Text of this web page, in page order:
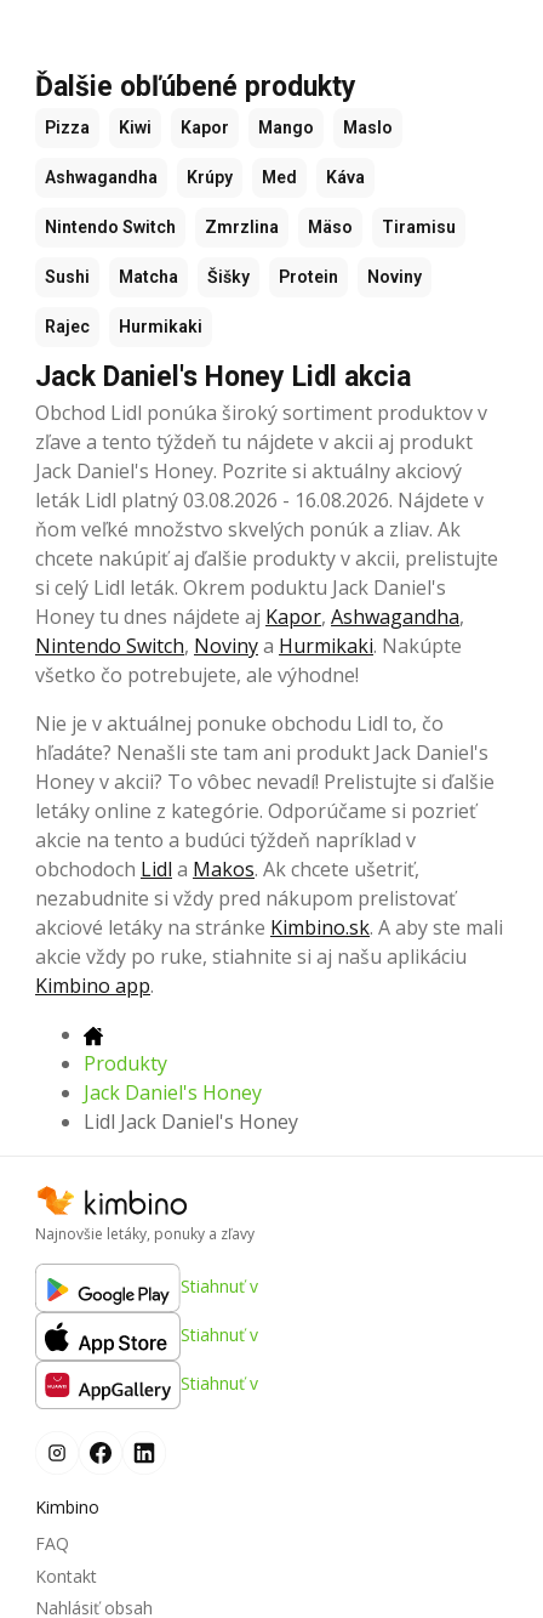
Ďalšie obľúbené produkty
Pizza Kiwi Kapor Mango Maslo
Ashwagandha Krúpy Med Káva
Nintendo Switch Zmrzlina Mäso Tiramisu
Sushi Matcha Šišky Protein Noviny
Rajec Hurmikaki
Jack Daniel's Honey Lidl akcia
Obchod Lidl ponúka široký sortiment produktov v
zľave a tento týždeň tu nájdete v akcii aj produkt
Jack Daniel's Honey. Pozrite si aktuálny akciový
leták Lidl platný 03.08.2026 - 16.08.2026. Nájdete v
ňom veľké množstvo skvelých ponúk a zliav. Ak
chcete nakúpiť aj ďalšie produkty v akcii, prelistujte
si celý Lidl leták. Okrem poduktu Jack Daniel's
Honey tu dnes nájdete aj Kapor, Ashwagandha,
Nintendo Switch, Novinya Hurmikaki. Nakúpte
všetko čo potrebujete, ale výhodne!
Nie je v aktuálnej ponuke obchodu Lidl to, čo
hľadáte? Nenašli ste tam ani produkt Jack Daniel's
Honey v akcii? To vôbec nevadí! Prelistujte si ďalšie
letáky online z kategórie. Odporúčame si pozrieť
akcie na tento a budúci týždeň napríklad v
obchodoch Lidl a Makos. Ak chcete ušetriť,
nezabudnite si vždy pred nákupom prelistovať
akciové letáky na stránke Kimbino.sk. A aby ste mali
akcie vždy po ruke, stiahnite si aj našu aplikáciu
Kimbino app.
Produkty
Jack Daniel's Honey
Lidl Jack Daniel's Honey
Najnovšie letáky, ponuky a zľavy
Stiahnuť v
Stiahnuť v
Stiahnuť v
Kimbino
FAQ
Kontakt
Nahlásiť obsah